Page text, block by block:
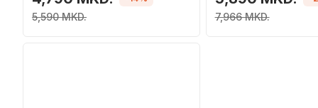
5,590 MKD. 7,966 MKD.